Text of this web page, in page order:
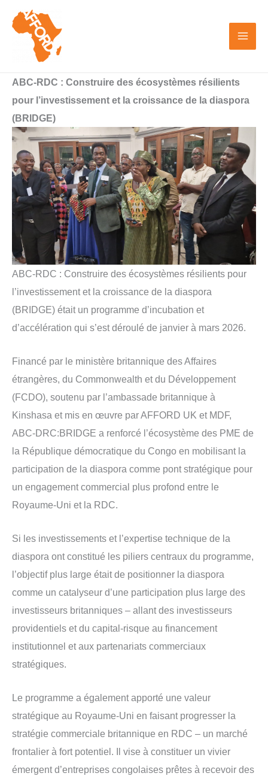
ABC-RDC : Construire des écosystèmes résilients
pour l’investissement et la croissance de la diaspora
(BRIDGE)
ABC-RDC : Construire des écosystèmes résilients pour
l’investissement et la croissance de la diaspora
(BRIDGE) était un programme d’incubation et
d’accélération qui s’est déroulé de janvier à mars 2026.
Financé par le ministère britannique des Affaires
étrangères, du Commonwealth et du Développement
(FCDO), soutenu par l’ambassade britannique à
Kinshasa et mis en œuvre par AFFORD UK et MDF,
ABC-DRC:BRIDGE a renforcé l’écosystème des PME de
la République démocratique du Congo en mobilisant la
participation de la diaspora comme pont stratégique pour
un engagement commercial plus profond entre le
Royaume-Uni et la RDC.
Si les investissements et l’expertise technique de la
diaspora ont constitué les piliers centraux du programme,
l’objectif plus large était de positionner la diaspora
comme un catalyseur d’une participation plus large des
investisseurs britanniques – allant des investisseurs
providentiels et du capital-risque au financement
institutionnel et aux partenariats commerciaux
stratégiques.
Le programme a également apporté une valeur
stratégique au Royaume-Uni en faisant progresser la
stratégie commerciale britannique en RDC – un marché
frontalier à fort potentiel. Il vise à constituer un vivier
émergent d’entreprises congolaises prêtes à recevoir des